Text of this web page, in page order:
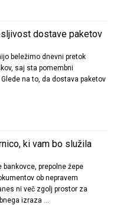
dostave paketov
beležimo dnevni pretok
saj sta pomembni
na to, da dostava paketov
ki vam bo služila
bankovce, prepolne žepe
ob nepravem
ni več zgolj prostor za
izraza …